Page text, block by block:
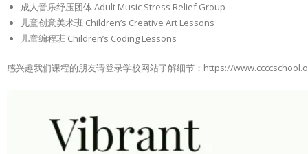
成人音乐纾压团体 Adult Music Stress Relief Group
儿童创意美术班 Children’s Creative Art Lessons
儿童编程班 Children’s Coding Lessons
感兴趣我们课程的朋友请登录学校网站了解细节：https://